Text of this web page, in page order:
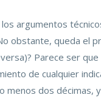
los argumentos
obstante, queda el
Parece ser
de cualquier
menos dos décimas,